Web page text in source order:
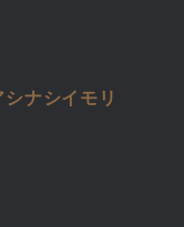
ナシイモリ